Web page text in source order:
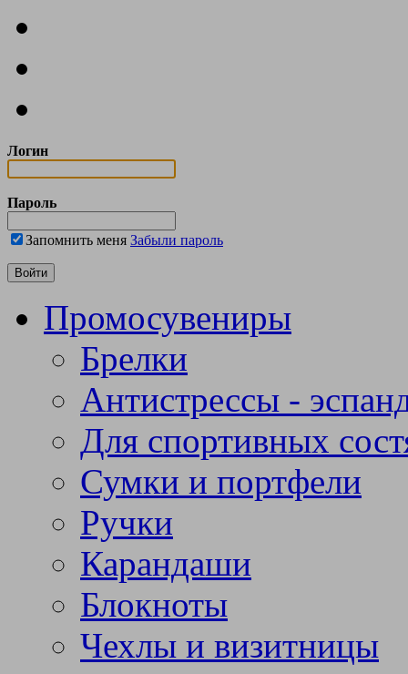
Логин
Пароль
Запомнить меня Забыли пароль
Промосувениры
Брелки
Антистрессы -
Для спортивных
Сумки и портфели
Ручки
Карандаши
Блокноты
Чехлы и визитницы